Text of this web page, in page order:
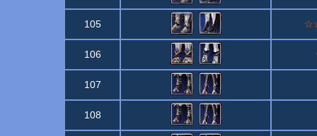
105
106
107
108